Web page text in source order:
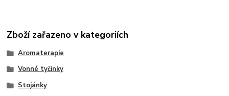
Zboží zařazeno v kategoriích
Aromaterapie
Vonné tyčinky
Stojánky